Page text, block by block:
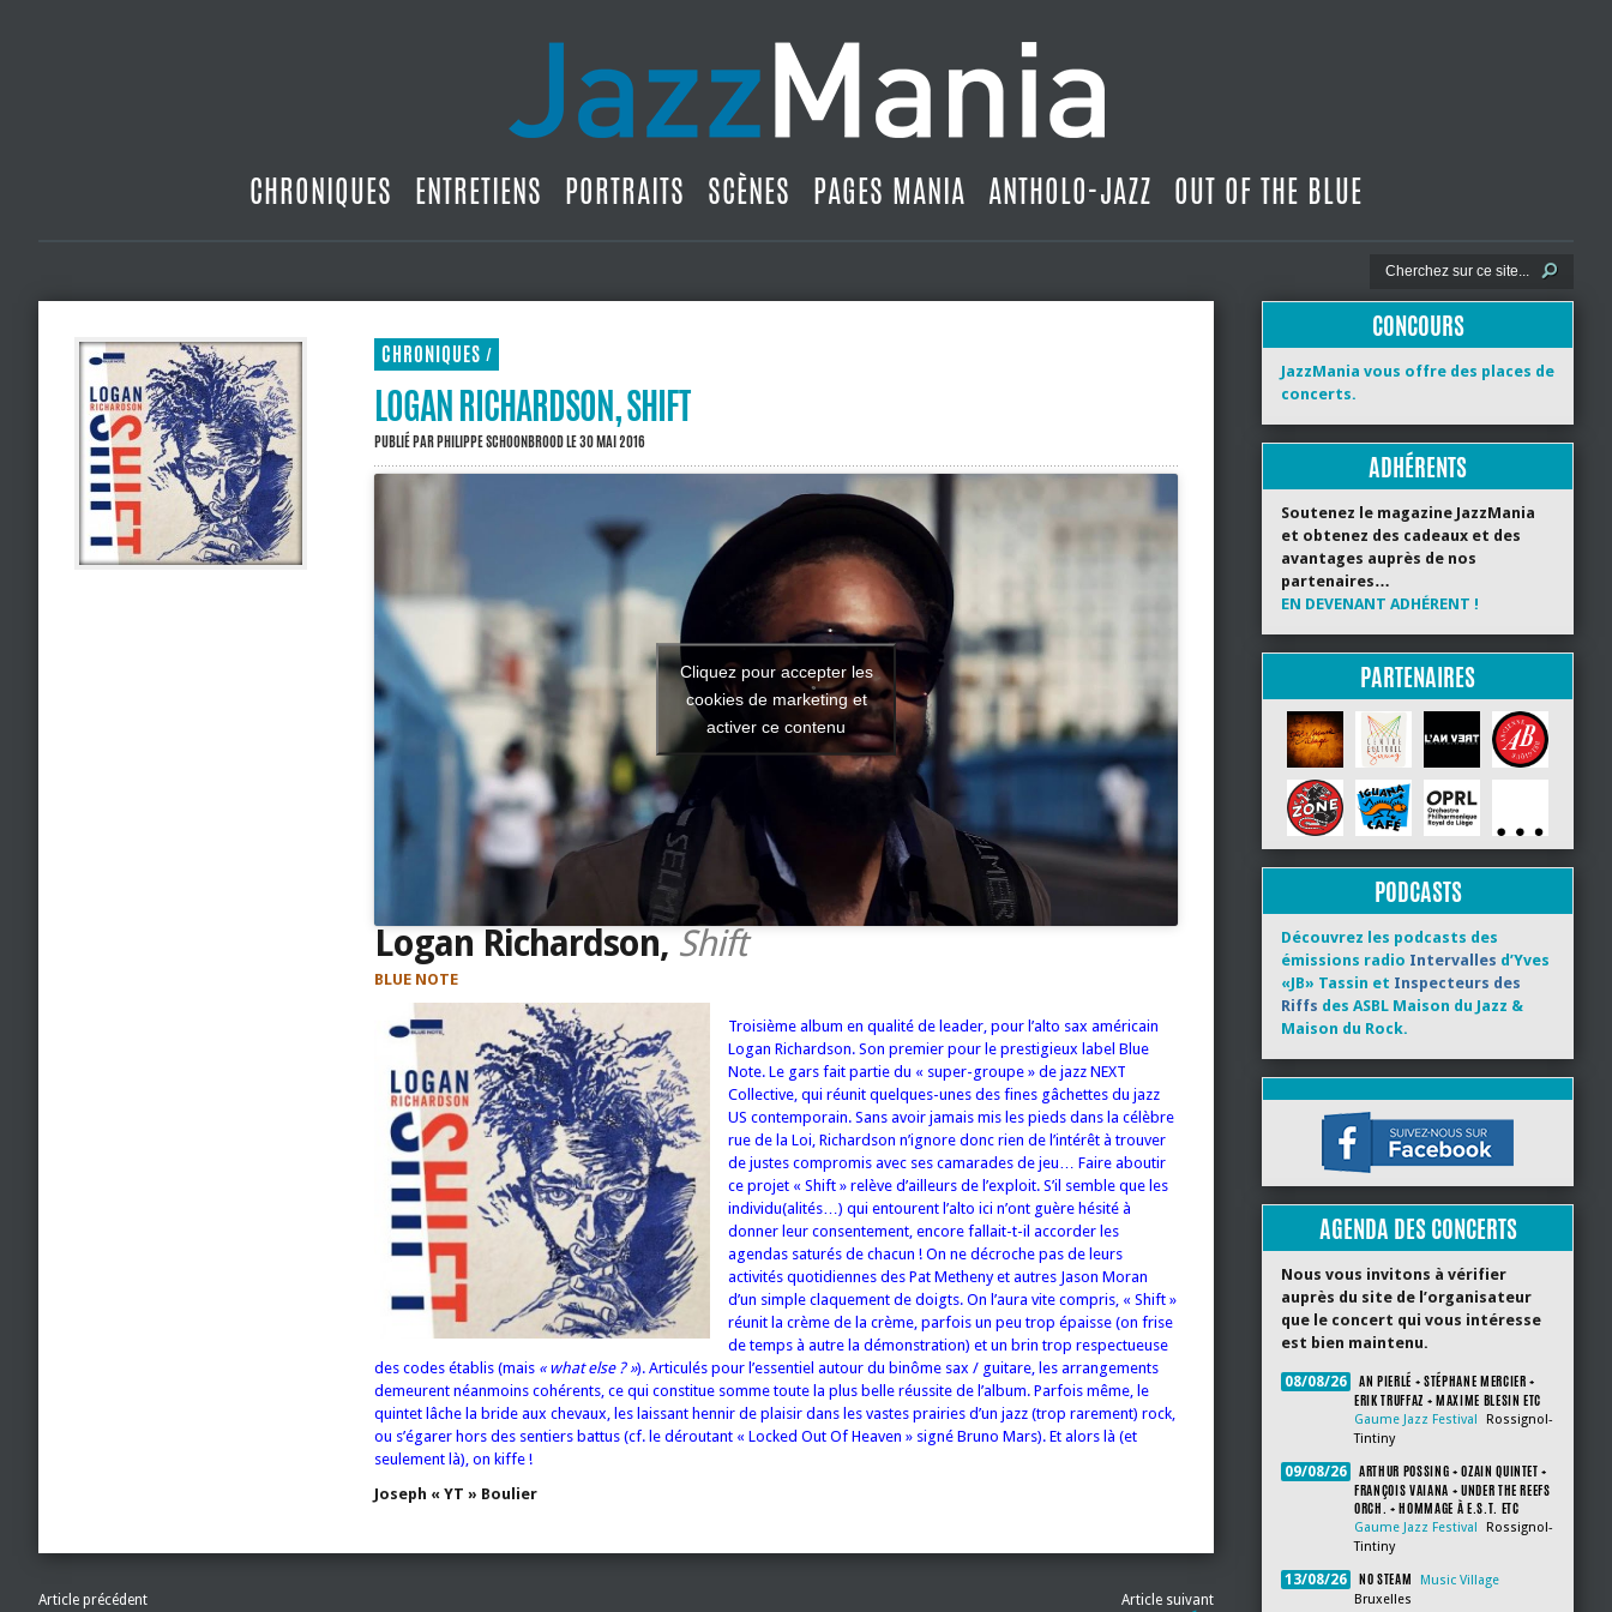
CHRONIQUES ENTRETIENS PORTRAITS SCÈNES PAGES MANIA ANTHOLO-JAZZ OUT OF THE BLUE
CHRONIQUES /
LOGAN RICHARDSON, SHIFT
PUBLIÉ PARPHILIPPE SCHOONBROODLE 30 MAI 2016
Cliquez pour accepter les
cookies de marketing et
activer ce contenu
Logan Richardson, Shift
BLUE NOTE
Troisième album en qualité de leader, pour l’alto sax américain
Logan Richardson. Son premier pour le prestigieux label Blue
Note. Le gars fait partie du « super-groupe » de jazz NEXT
Collective, qui réunit quelques-unes des fines gâchettes du jazz
US contemporain. Sans avoir jamais mis les pieds dans la célèbre
rue de la Loi, Richardson n’ignore donc rien de l’intérêt à trouver
de justes compromis avec ses camarades de jeu… Faire aboutir
ce projet « Shift » relève d’ailleurs de l’exploit. S’il semble que les
individu(alités…) qui entourent l’alto ici n’ont guère hésité à
donner leur consentement, encore fallait-t-il accorder les
agendas saturés de chacun ! On ne décroche pas de leurs
activités quotidiennes des Pat Metheny et autres Jason Moran
d’un simple claquement de doigts. On l’aura vite compris, « Shift »
réunit la crème de la crème, parfois un peu trop épaisse (on frise
de temps à autre la démonstration) et un brin trop respectueuse
des codes établis (mais « what else ? »). Articulés pour l’essentiel autour du binôme sax / guitare, les arrangements
demeurent néanmoins cohérents, ce qui constitue somme toute la plus belle réussite de l’album. Parfois même, le
quintet lâche la bride aux chevaux, les laissant hennir de plaisir dans les vastes prairies d’un jazz (trop rarement) rock,
ou s’égarer hors des sentiers battus (cf. le déroutant « Locked Out Of Heaven » signé Bruno Mars). Et alors là (et
seulement là), on kiffe !
Joseph « YT » Boulier
Article précédent Article suivant
CONCOURS
JazzMania vous offre des places de
concerts.
ADHÉRENTS
Soutenez le magazine JazzMania
et obtenez des cadeaux et des
avantages auprès de nos
partenaires…
EN DEVENANT ADHÉRENT !
PARTENAIRES
PODCASTS
Découvrez les podcasts des
émissions radio Intervalles d’Yves
«JB» Tassin et Inspecteurs des
Riffs des ASBL Maison du Jazz &
Maison du Rock.
AGENDA DES CONCERTS
Nous vous invitons à vérifier
auprès du site de l’organisateur
que le concert qui vous intéresse
est bien maintenu.
08/08/26
AN PIERLÉ + STÉPHANE MERCIER +
ERIK TRUFFAZ + MAXIME BLESIN ETC
Gaume Jazz Festival
Rossignol-
Tintiny
09/08/26
ARTHUR POSSING + OZAIN QUINTET +
FRANÇOIS VAIANA + UNDER THE REEFS
ORCH. + HOMMAGE À E.S.T. ETC
Gaume Jazz Festival
Rossignol-
Tintiny
13/08/26 NO STEAM
Music Village
Bruxelles